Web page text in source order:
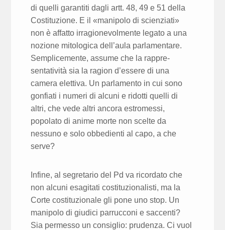
di quelli garantiti dagli artt. 48, 49 e 51 della
Costituzione. E il «mani­polo di scienziati»
non è affatto irragionevolmente legato a una
nozione mitologica dell’aula parlamentare.
Semplicemente, assume che la rappre­
sentatività sia la ragion d’essere di una
camera elettiva. Un parlamento in cui sono
gonfiati i numeri di alcuni e ridotti quelli di
altri, che vede altri ancora estromessi,
popolato di anime morte non scelte da
nessuno e solo obbedienti al capo, a che
serve?
Infine, al segretario del Pd va ricordato che
non alcuni esagitati costituzio­nalisti, ma la
Corte costituzionale gli pone uno stop. Un
manipolo di giu­dici parrucconi e saccenti?
Sia permesso un consiglio: prudenza. Ci vuol